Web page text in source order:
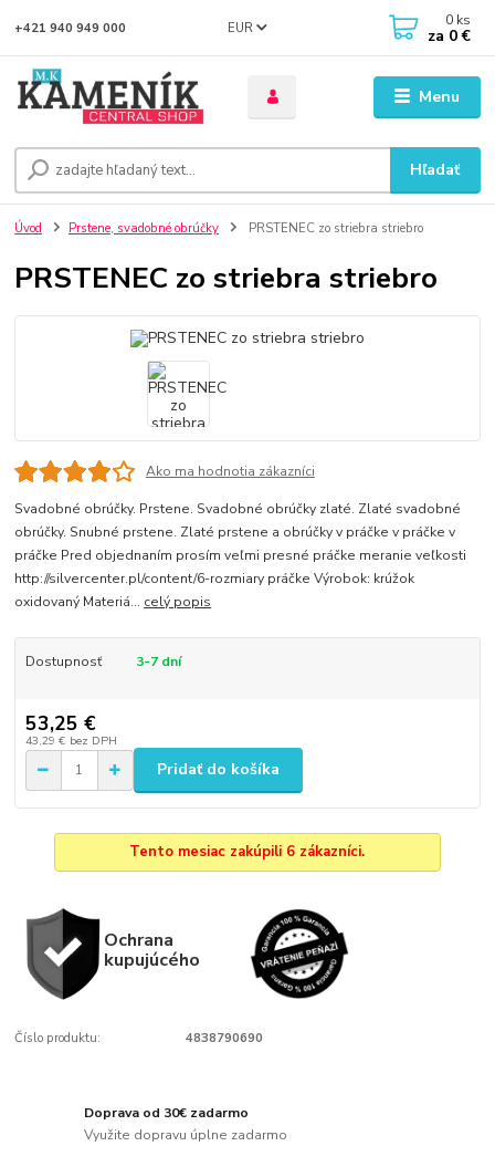
Menu
EUR
Hľadať
+421 940 949 000 0 ks
za 0 €
Úvod Prstene, svadobné obrúčky PRSTENEC zo striebra striebro
PRSTENEC zo striebra striebro
Ako ma hodnotia zákazníci
Svadobné obrúčky. Prstene. Svadobné obrúčky zlaté. Zlaté svadobné
obrúčky. Snubné prstene. Zlaté prstene a obrúčky v práčke v práčke v
práčke Pred objednaním prosím veľmi presné práčke meranie veľkosti
http://silvercenter.pl/content/6-rozmiary práčke Výrobok: krúžok
oxidovaný Materiá... celý popis
Dostupnosť 3-7 dní
53,25 €
43,29 € bez DPH
Pridať do košíka
Tento mesiac zakúpili 6 zákazníci.
Ochrana
kupujúcého
Číslo produktu: 4838790690
Doprava od 30€ zadarmo
Využite dopravu úplne zadarmo